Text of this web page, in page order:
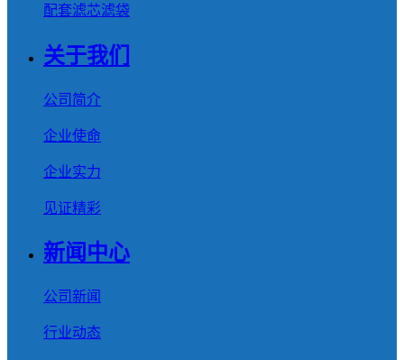
配套滤芯滤袋
关于我们
公司简介
企业使命
企业实力
见证精彩
新闻中心
公司新闻
行业动态